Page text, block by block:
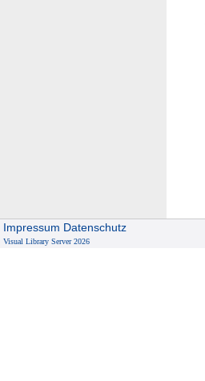
Impressum Datenschutz
Visual Library Server 2026